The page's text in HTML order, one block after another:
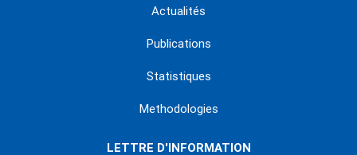
Actualités
Publications
Statistiques
Methodologies
LETTRE D'INFORMATION